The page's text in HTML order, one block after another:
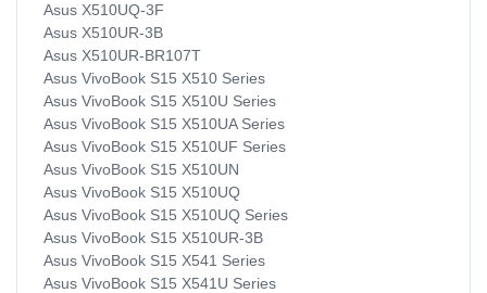
Asus X510UQ-3F
Asus X510UR-3B
Asus X510UR-BR107T
Asus VivoBook S15 X510 Series
Asus VivoBook S15 X510U Series
Asus VivoBook S15 X510UA Series
Asus VivoBook S15 X510UF Series
Asus VivoBook S15 X510UN
Asus VivoBook S15 X510UQ
Asus VivoBook S15 X510UQ Series
Asus VivoBook S15 X510UR-3B
Asus VivoBook S15 X541 Series
Asus VivoBook S15 X541U Series